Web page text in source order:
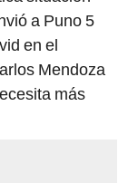
a Puno 5
en el
Mendoza
más